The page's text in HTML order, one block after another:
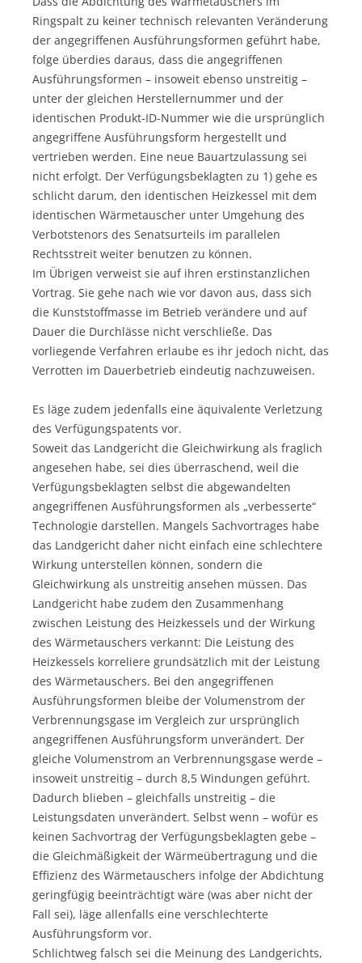
Ringspalt zu keiner technisch relevanten Veränderung
der angegriffenen Ausführungsformen geführt habe,
folge überdies daraus, dass die angegriffenen
Ausführungsformen – insoweit ebenso unstreitig –
unter der gleichen Herstellernummer und der
identischen Produkt-ID-Nummer wie die ursprünglich
angegriffene Ausführungsform hergestellt und
vertrieben werden. Eine neue Bauartzulassung sei
nicht erfolgt. Der Verfügungsbeklagten zu 1) gehe es
schlicht darum, den identischen Heizkessel mit dem
identischen Wärmetauscher unter Umgehung des
Verbotstenors des Senatsurteils im parallelen
Rechtsstreit weiter benutzen zu können.
Im Übrigen verweist sie auf ihren erstinstanzlichen
Vortrag. Sie gehe nach wie vor davon aus, dass sich
die Kunststoffmasse im Betrieb verändere und auf
Dauer die Durchlässe nicht verschließe. Das
vorliegende Verfahren erlaube es ihr jedoch nicht, das
Verrotten im Dauerbetrieb eindeutig nachzuweisen.
Es läge zudem jedenfalls eine äquivalente Verletzung
des Verfügungspatents vor.
Soweit das Landgericht die Gleichwirkung als fraglich
angesehen habe, sei dies überraschend, weil die
Verfügungsbeklagten selbst die abgewandelten
angegriffenen Ausführungsformen als „verbesserte“
Technologie darstellen. Mangels Sachvortrages habe
das Landgericht daher nicht einfach eine schlechtere
Wirkung unterstellen können, sondern die
Gleichwirkung als unstreitig ansehen müssen. Das
Landgericht habe zudem den Zusammenhang
zwischen Leistung des Heizkessels und der Wirkung
des Wärmetauschers verkannt: Die Leistung des
Heizkessels korreliere grundsätzlich mit der Leistung
des Wärmetauschers. Bei den angegriffenen
Ausführungsformen bleibe der Volumenstrom der
Verbrennungsgase im Vergleich zur ursprünglich
angegriffenen Ausführungsform unverändert. Der
gleiche Volumenstrom an Verbrennungsgase werde –
insoweit unstreitig – durch 8,5 Windungen geführt.
Dadurch blieben – gleichfalls unstreitig – die
Leistungsdaten unverändert. Selbst wenn – wofür es
keinen Sachvortrag der Verfügungsbeklagten gebe –
die Gleichmäßigkeit der Wärmeübertragung und die
Effizienz des Wärmetauschers infolge der Abdichtung
geringfügig beeinträchtigt wäre (was aber nicht der
Fall sei), läge allenfalls eine verschlechterte
Ausführungsform vor.
Schlichtweg falsch sei die Meinung des Landgerichts,